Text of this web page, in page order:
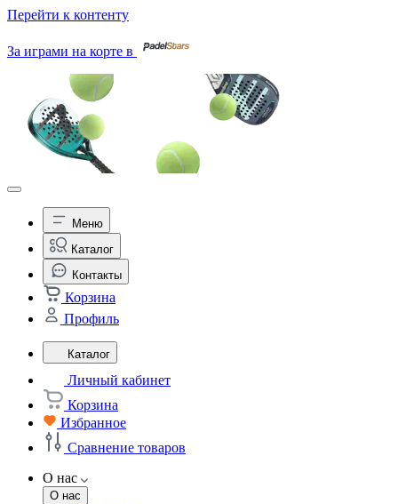
Перейти к контенту
За играми на корте в
Меню
Каталог
Контакты
Корзина
Профиль
Каталог
Личный кабинет
Корзина
Избранное
Сравнение товаров
О нас
О нас